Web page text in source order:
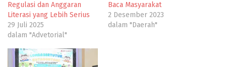
Regulasi dan Anggaran
Literasi yang Lebih Serius
29 Juli 2025
dalam "Advetorial"
Baca Masyarakat
2 Desember 2023
dalam "Daerah"